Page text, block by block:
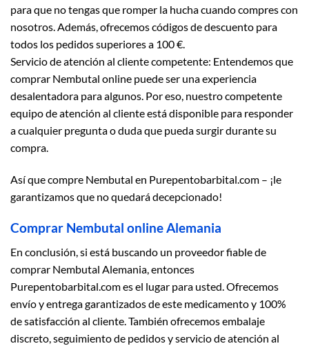
para que no tengas que romper la hucha cuando compres con
nosotros. Además, ofrecemos códigos de descuento para
todos los pedidos superiores a 100 €.
Servicio de atención al cliente competente: Entendemos que
comprar Nembutal online puede ser una experiencia
desalentadora para algunos. Por eso, nuestro competente
equipo de atención al cliente está disponible para responder
a cualquier pregunta o duda que pueda surgir durante su
compra.
Así que compre Nembutal en Purepentobarbital.com – ¡le
garantizamos que no quedará decepcionado!
Comprar Nembutal online Alemania
En conclusión, si está buscando un proveedor fiable de
comprar Nembutal Alemania, entonces
Purepentobarbital.com es el lugar para usted. Ofrecemos
envío y entrega garantizados de este medicamento y 100%
de satisfacción al cliente. También ofrecemos embalaje
discreto, seguimiento de pedidos y servicio de atención al